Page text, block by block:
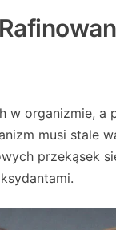
w organizmie, a
musi stale
przekąsek